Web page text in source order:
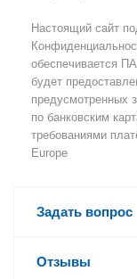
Настоящий сайт
обеспечивается
будет
предусмотренных
по банковским
требованиями
Europe
Задать вопрос
Отзывы